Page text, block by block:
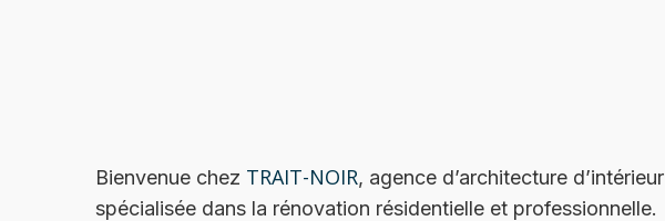
Bienvenue chez TRAIT-NOIR, agence d’architecture d’intérieur
spécialisée dans la rénovation résidentielle et professionnelle.